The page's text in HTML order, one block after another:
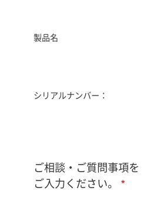
製品名
シリアルナンバー：
ご相談・ご質問事項を
ご入力ください。